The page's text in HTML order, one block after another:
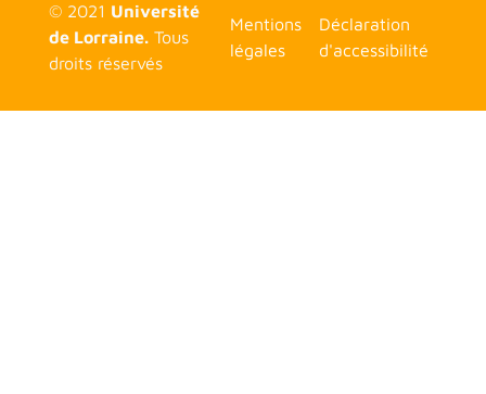
© 2021 Université
de Lorraine.Tous
droits réservés
<none>
Mentions
légales
Déclaration
d'accessibilité